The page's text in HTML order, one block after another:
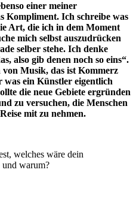
einer meiner
Ich schreibe was
Art, die ich in dem Moment
mich selbst auszudrücken
selber stehe. Ich denke
also gib denen noch so eins“.
Musik, das ist Kommerz
was ein Künstler eigentlich
die neue Gebiete ergründen
zu versuchen, die Menschen
mit zu nehmen.
welches wäre dein
warum?